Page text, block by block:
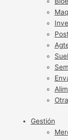
Gestión